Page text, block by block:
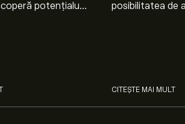
potențialul
posibilitatea de
CITEȘTE MAI MULT